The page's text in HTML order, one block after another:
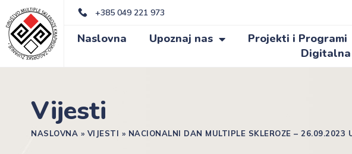
+385 049 221 973
Naslovna Upoznaj nas Projekti i Programi
Vijesti
NASLOVNA » VIJESTI » NACIONALNI DAN MULTIPLE SKLEROZE – 26.09.2023